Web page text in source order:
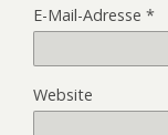
E-Mail-Adresse *
Website